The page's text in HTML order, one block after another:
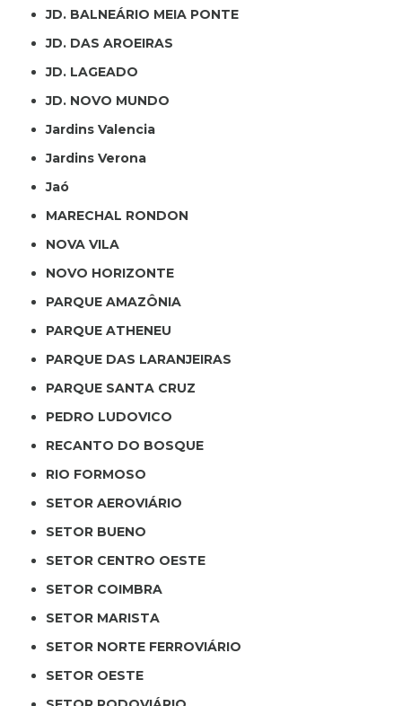
JD. BALNEÁRIO MEIA PONTE
JD. DAS AROEIRAS
JD. LAGEADO
JD. NOVO MUNDO
Jardins Valencia
Jardins Verona
Jaó
MARECHAL RONDON
NOVA VILA
NOVO HORIZONTE
PARQUE AMAZÔNIA
PARQUE ATHENEU
PARQUE DAS LARANJEIRAS
PARQUE SANTA CRUZ
PEDRO LUDOVICO
RECANTO DO BOSQUE
RIO FORMOSO
SETOR AEROVIÁRIO
SETOR BUENO
SETOR CENTRO OESTE
SETOR COIMBRA
SETOR MARISTA
SETOR NORTE FERROVIÁRIO
SETOR OESTE